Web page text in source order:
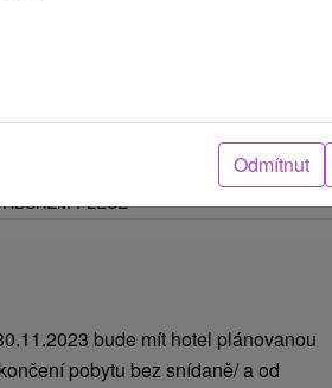
PLESE
bude mít hotel plánovanou
pobytu bez snídaně/ a od
Odmítnut